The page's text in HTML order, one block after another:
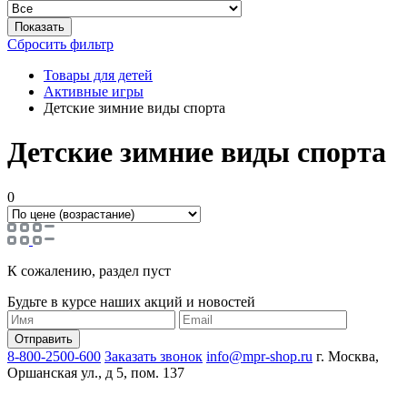
Сбросить фильтр
Товары для детей
Активные игры
Детские зимние виды спорта
Детские зимние виды спорта
0
К сожалению, раздел пуст
Будьте в курсе наших акций и новостей
8-800-2500-600 Заказать звонок info@mpr-shop.ru г. Москва,
Оршанская ул., д 5, пом. 137